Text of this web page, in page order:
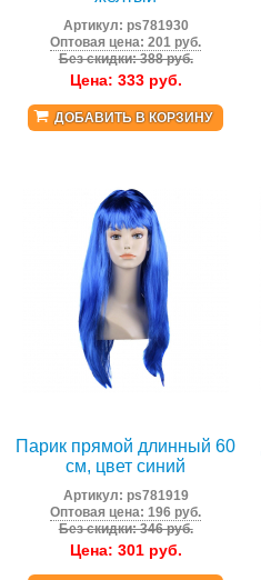
Артикул: ps781930
Оптовая цена: 201 руб.
Без скидки: 388 руб.
Цена: 333руб.
ДОБАВИТЬ В КОРЗИНУ
Парик прямой длинный 60
см, цвет синий
Артикул: ps781919
Оптовая цена: 196 руб.
Без скидки: 346 руб.
Цена: 301руб.